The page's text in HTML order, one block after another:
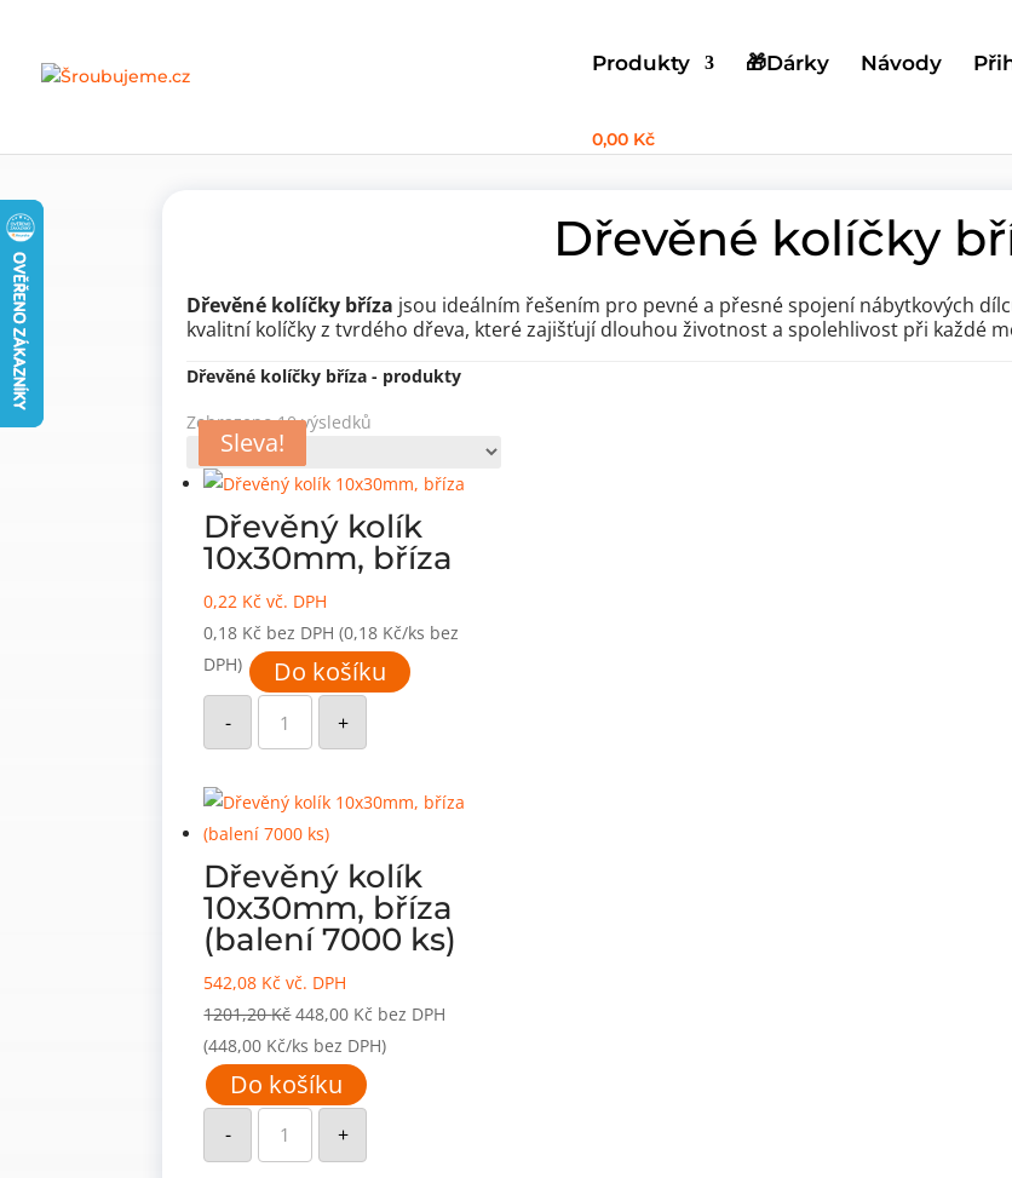
Produkty 🎁Dárky Návody
0,00 Kč
Dřevěný spojovací materiál
Dřevěné kolíčky
Dřevěné kolíčky bříza jsou ideálním řešením pro pevné a přesné spojení nábytkových
kvalitní kolíčky z tvrdého dřeva, které zajišťují dlouhou životnost a spolehlivost při každé
Dřevěné kolíčky bříza - produkty
Zobrazeno 10 výsledků
Dřevěný kolík
10x30mm, bříza
0,22 Kč vč. DPH
0,18 Kč bez DPH (0,18 Kč/ks bez
DPH)
Do košíku
-
Dřevěný
kolík
10x30mm,
bříza
+
Sleva!
Dřevěný kolík
10x30mm, bříza
(balení 7000 ks)
542,08 Kč vč. DPH
1201,20KčPůvodní
cena
byla:
1201,20 Kč.
448,00 Kč Aktuální
cena
bez DPH
(448,00 Kč/ks bez DPH)
Do košíku
-
Dřevěný
kolík
10x30mm,
bříza
+
Sleva!
Sleva!